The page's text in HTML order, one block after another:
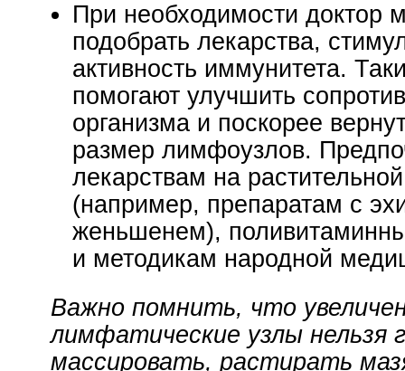
При необходимости доктор
подобрать лекарства,
активность иммунитета.
помогают улучшить
организма и поскорее
размер лимфоузлов.
лекарствам на
(например, препаратам с
женьшенем),
и методикам народной
Важно помнить, что
лимфатические узлы нельзя
массировать, растирать